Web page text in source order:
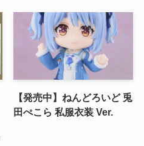
【発売中】ねんどろいど 兎
田ぺこら 私服衣装 Ver.